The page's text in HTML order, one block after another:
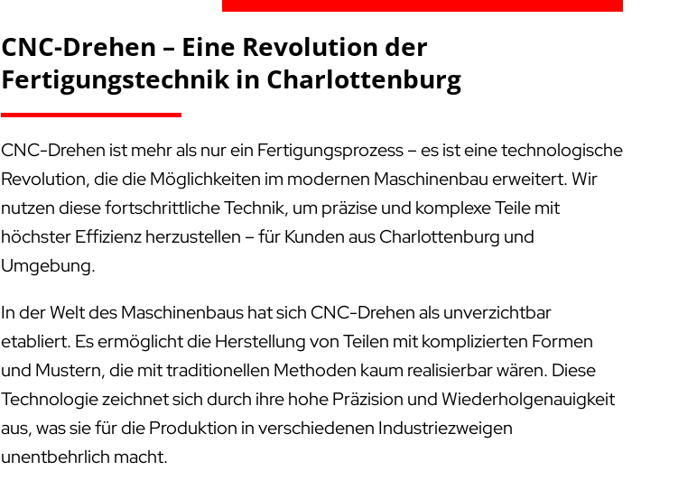
CNC-Drehen – Eine Revolution der
Fertigungstechnik in Charlottenburg
CNC-Drehen ist mehr als nur ein Fertigungsprozess – es ist eine technologische
Revolution, die die Möglichkeiten im modernen Maschinenbau erweitert. Wir
nutzen diese fortschrittliche Technik, um präzise und komplexe Teile mit
höchster Effizienz herzustellen – für Kunden aus Charlottenburg und
Umgebung.
In der Welt des Maschinenbaus hat sich CNC-Drehen als unverzichtbar
etabliert. Es ermöglicht die Herstellung von Teilen mit komplizierten Formen
und Mustern, die mit traditionellen Methoden kaum realisierbar wären. Diese
Technologie zeichnet sich durch ihre hohe Präzision und Wiederholgenauigkeit
aus, was sie für die Produktion in verschiedenen Industriezweigen
unentbehrlich macht.